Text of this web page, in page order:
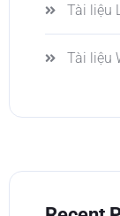
Tài liệu
Tài liệu